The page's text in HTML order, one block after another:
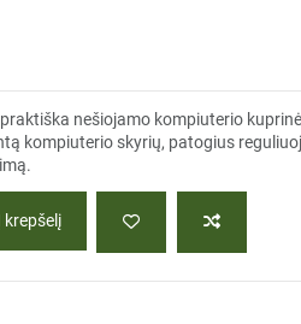
nešiojamo kompiuterio
kompiuterio skyrių, patogius
krepšelį